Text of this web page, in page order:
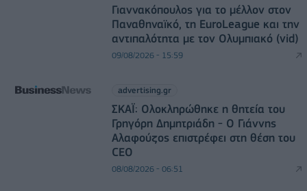
Γιαννακόπουλος για το μέλλον στον
Παναθηναϊκό, τη EuroLeague και την
αντιπαλότητα με τον Ολυμπιακό (vid)
09/08/2026 - 15:59
advertising.gr
ΣΚΑΪ: Ολοκληρώθηκε η θητεία του
Γρηγόρη Δημητριάδη - Ο Γιάννης
Αλαφούζος επιστρέφει στη θέση του
CEO
08/08/2026 - 06:51